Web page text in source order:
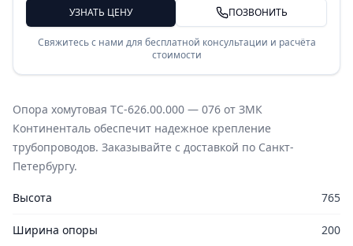
УЗНАТЬ ЦЕНУ ПОЗВОНИТЬ
Свяжитесь с нами для бесплатной консультации и расчёта
стоимости
Опора хомутовая ТС-626.00.000 — 076 от ЗМК
Континенталь обеспечит надежное крепление
трубопроводов. Заказывайте с доставкой по Санкт-
Петербургу.
Высота 765
Ширина опоры 200